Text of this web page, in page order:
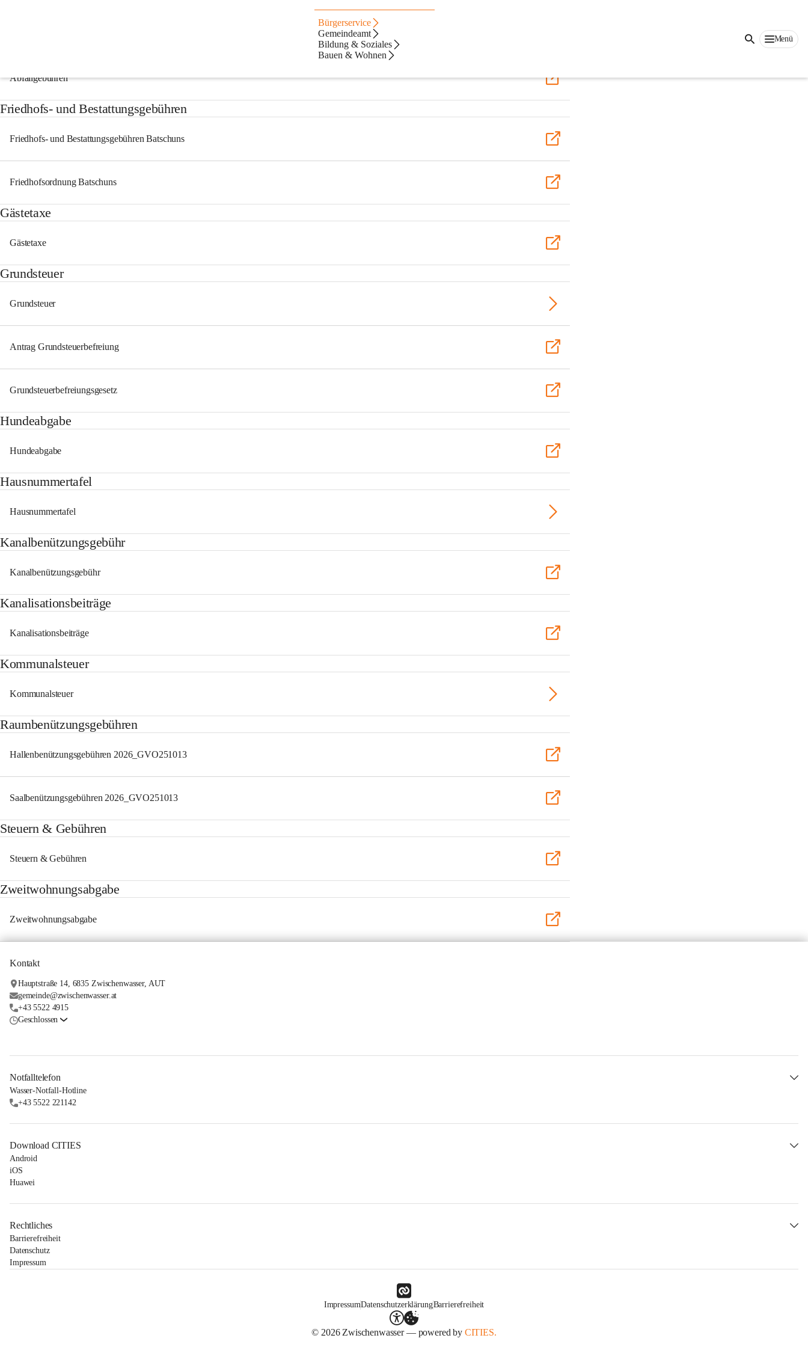
Bürgerservice
Gemeindeamt
Bildung & Soziales
Bauen & Wohnen
Menü
Abfallgebühren
Friedhofs- und Bestattungsgebühren
Friedhofs- und Bestattungsgebühren Batschuns
Friedhofsordnung Batschuns
Gästetaxe
Gästetaxe
Grundsteuer
Grundsteuer
Antrag Grundsteuerbefreiung
Grundsteuerbefreiungsgesetz
Hundeabgabe
Hundeabgabe
Hausnummertafel
Hausnummertafel
Kanalbenützungsgebühr
Kanalbenützungsgebühr
Kanalisationsbeiträge
Kanalisationsbeiträge
Kommunalsteuer
Kommunalsteuer
Raumbenützungsgebühren
Hallenbenützungsgebühren 2026_GVO251013
Saalbenützungsgebühren 2026_GVO251013
Steuern & Gebühren
Steuern & Gebühren
Zweitwohnungsabgabe
Zweitwohnungsabgabe
Kontakt
Hauptstraße 14, 6835 Zwischenwasser, AUT
gemeinde@zwischenwasser.at
+43 5522 4915
Geschlossen
Notfalltelefon
Wasser-Notfall-Hotline
+43 5522 221142
Download CITIES
Android
iOS
Huawei
Rechtliches
Barrierefreiheit
Datenschutz
Impressum
ImpressumDatenschutzerklärungBarrierefreiheit
© 2026 Zwischenwasser — powered by CITIES.